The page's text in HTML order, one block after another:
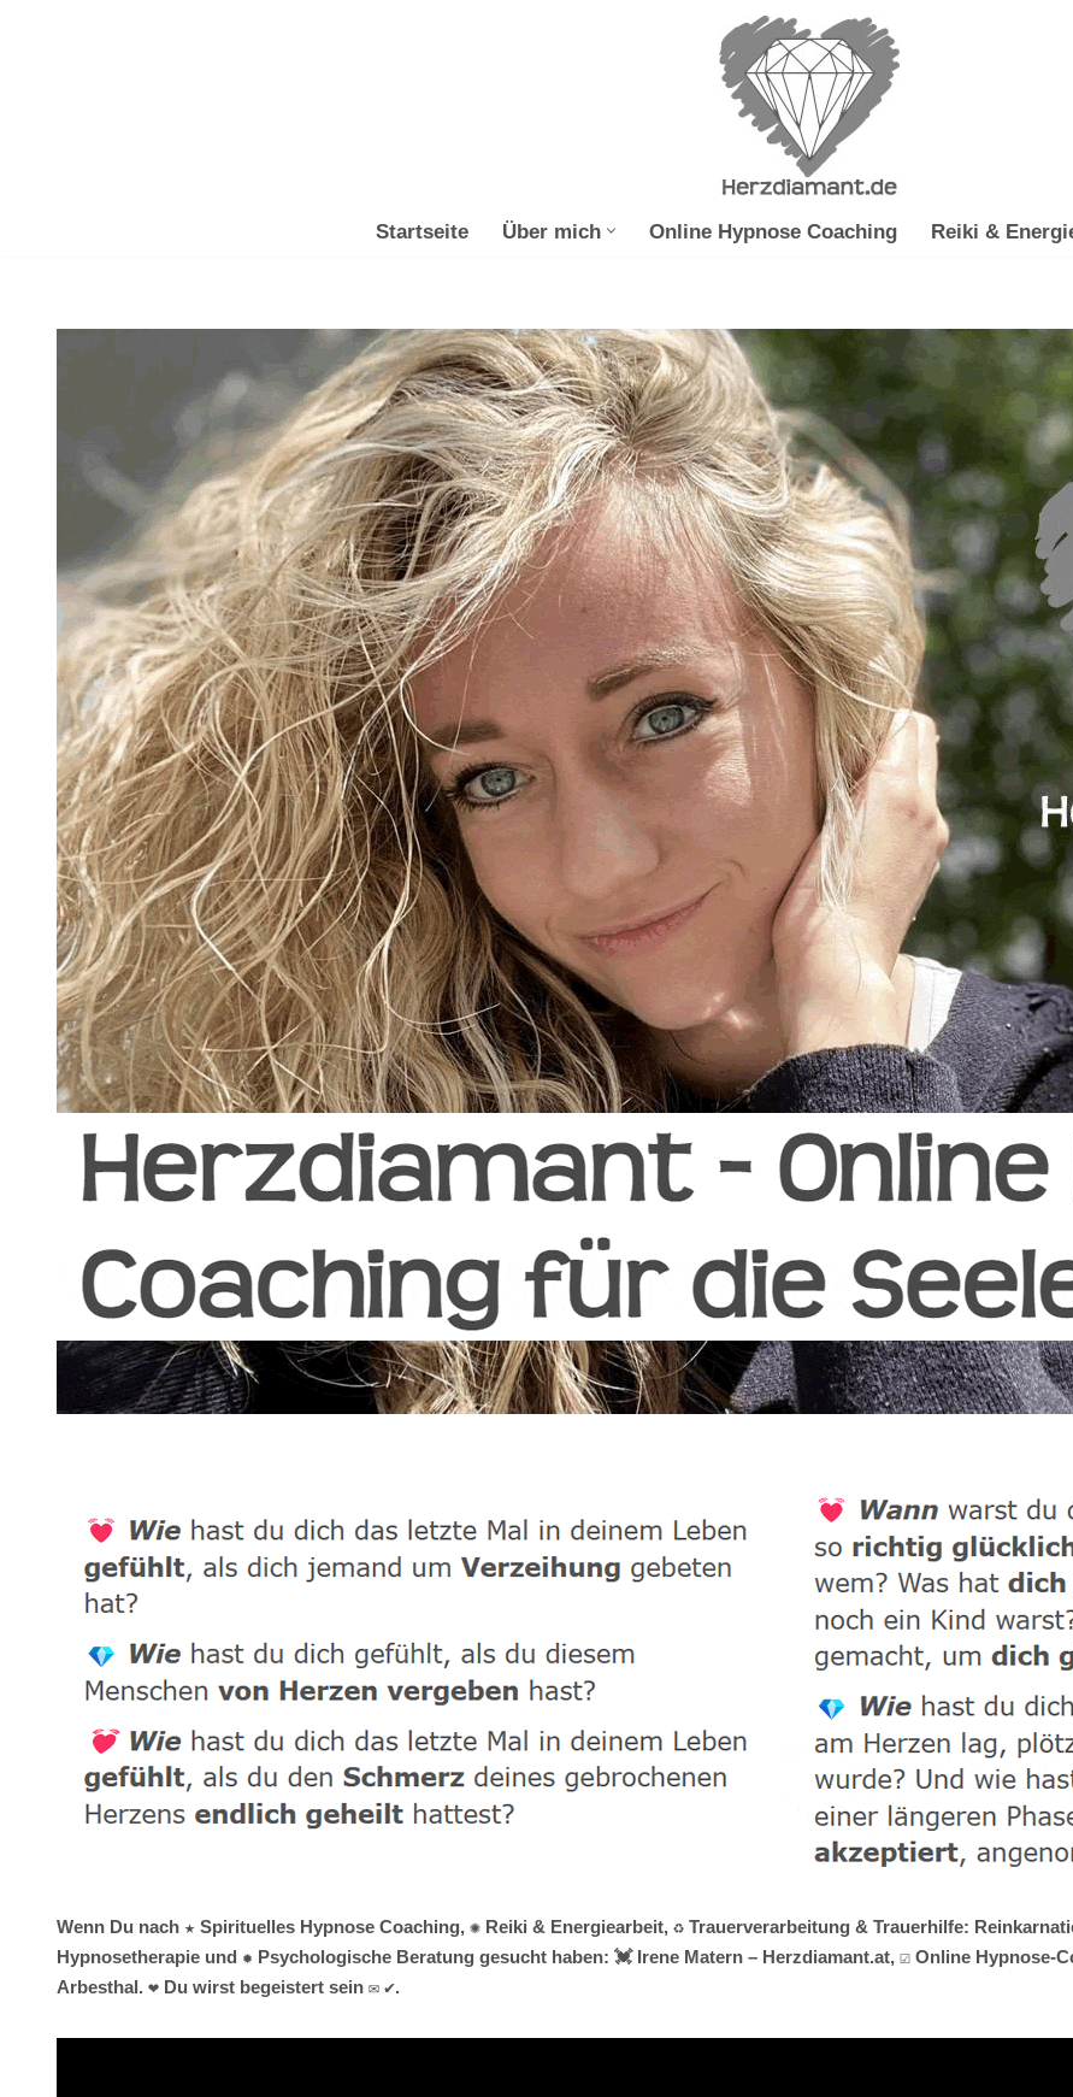
Startseite Über mich Online Hypnose Coaching Reiki &
Wenn Du nach ★ Spirituelles Hypnose Coaching, ✺ Reiki & Energiearbeit, ♻ Trauerverarbeitung & Trauerhilfe:
Hypnosetherapie und ✹ Psychologische Beratung gesucht haben: 💓️ Irene Matern – Herzdiamant.at, ☑️ Online
Arbesthal. ❤ Du wirst begeistert sein ✉ ✔.